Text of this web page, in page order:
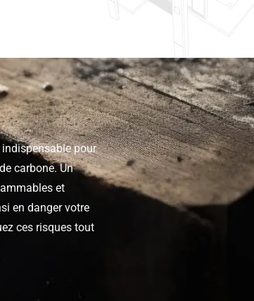
pour
carbone. Un
et
en danger votre
ces risques tout